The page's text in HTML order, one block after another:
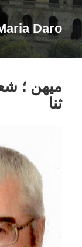
Daro
میهن ؛
ثنا